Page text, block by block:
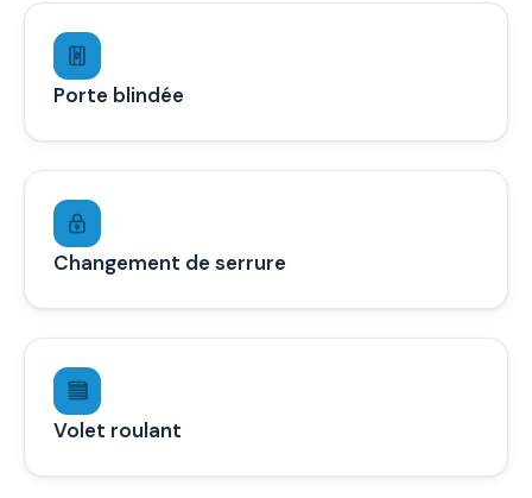
Porte blindée
Changement de serrure
Volet roulant